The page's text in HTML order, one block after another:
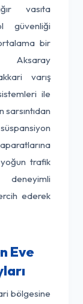
vasıta
güvenliği
bir
Aksaray
varış
ile
sarsıntıdan
trafik
ederek
Eve
bölgesine